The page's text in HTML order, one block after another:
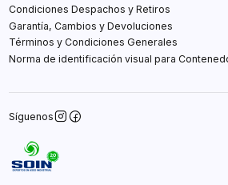
Condiciones Despachos y Retiros
Garantía, Cambios y Devoluciones
Términos y Condiciones Generales
Norma de identificación visual para
Síguenos